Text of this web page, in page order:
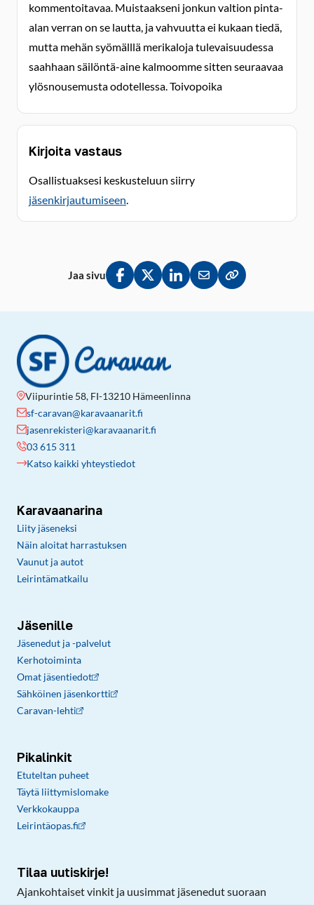
kommentoitavaa. Muistaakseni jonkun valtion pinta-
alan verran on se lautta, ja vahvuutta ei kukaan tiedä,
mutta mehän syömälllä merikaloja tulevaisuudessa
saahhaan säilöntä-aine kalmoomme sitten seuraavaa
ylösnousemusta odotellessa. Toivopoika
Kirjoita vastaus
Osallistuaksesi keskusteluun siirry
jäsenkirjautumiseen.
Jaa sivu
Jaa Facebookissa
Jaa Twitterissä
Jaa LinkedInissä
Jaa sähköpostitse
Kopioi linkki
Viipurintie 58, FI-13210 Hämeenlinna
sf-caravan@karavaanarit.fi
jasenrekisteri@karavaanarit.fi
03 615 311
Katso kaikki yhteystiedot
Karavaanarina
Liity jäseneksi
Näin aloitat harrastuksen
Vaunut ja autot
Leirintämatkailu
Jäsenille
Jäsenedut ja -palvelut
Kerhotoiminta
Omat jäsentiedot
Sähköinen jäsenkortti
Caravan-lehti
Pikalinkit
Etuteltan puheet
Täytä liittymislomake
Verkkokauppa
Leirintäopas.fi
Tilaa uutiskirje!
Ajankohtaiset vinkit ja uusimmat jäsenedut suoraan